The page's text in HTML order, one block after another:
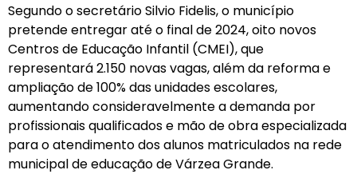
Segundo o secretário Silvio Fidelis, o município
pretende entregar até o final de 2024, oito novos
Centros de Educação Infantil (CMEI), que
representará 2.150 novas vagas, além da reforma e
ampliação de 100% das unidades escolares,
aumentando consideravelmente a demanda por
profissionais qualificados e mão de obra especializada
para o atendimento dos alunos matriculados na rede
municipal de educação de Várzea Grande.